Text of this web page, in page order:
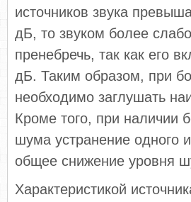
источников звука
дБ, то звуком более
пренебречь, так как его
дБ. Таким образом, при
необходимо заглушать
Кроме того, при наличии
шума устранение одного
общее снижение уровня
Характеристикой